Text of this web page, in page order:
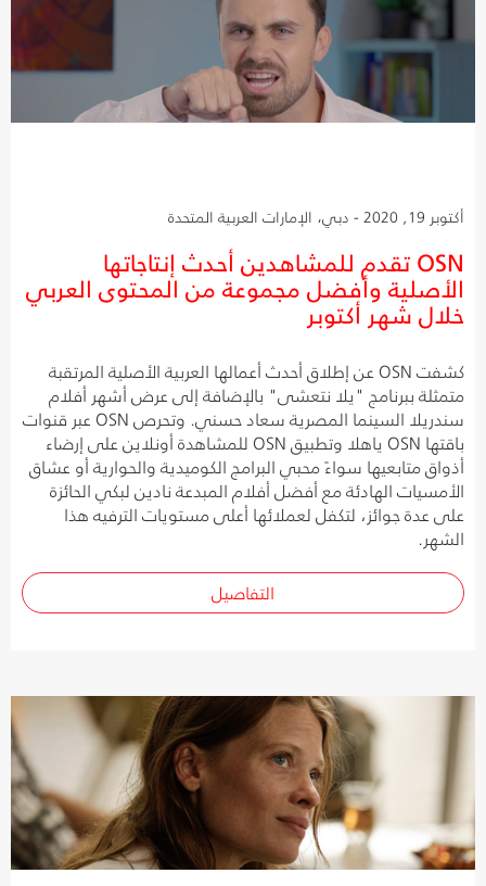
أكتوبر 19, 2020 - دبي، الإمارات العربية المتحدة
OSN تقدم للمشاهدين أحدث إنتاجاتها
الأصلية وأفضل مجموعة من المحتوى العربي
خلال شهر أكتوبر
كشفت OSN عن إطلاق أحدث أعمالها العربية الأصلية المرتقبة
متمثلة ببرنامج "يلا نتعشى" بالإضافة إلى عرض أشهر أفلام
سندريلا السينما المصرية سعاد حسني. وتحرص OSN عبر قنوات
باقتها OSN ياهلا وتطبيق OSN للمشاهدة أونلاين على إرضاء
أذواق متابعيها سواءً محبي البرامج الكوميدية والحوارية أو عشاق
الأمسيات الهادئة مع أفضل أفلام المبدعة نادين لبكي الحائزة
على عدة جوائز، لتكفل لعملائها أعلى مستويات الترفيه هذا
الشهر.
التفاصيل